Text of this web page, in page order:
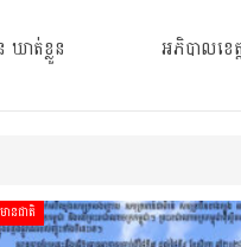
ាត់ខ្លួន អភិបាលខេ
ានជាតិ